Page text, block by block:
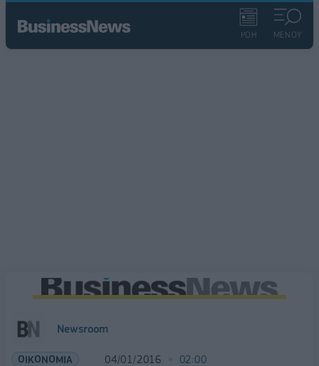
ΡΟΗ ΜΕΝΟΥ
Newsroom
ΟΙΚΟΝΟΜΙΑ 04/01/2016 02:00